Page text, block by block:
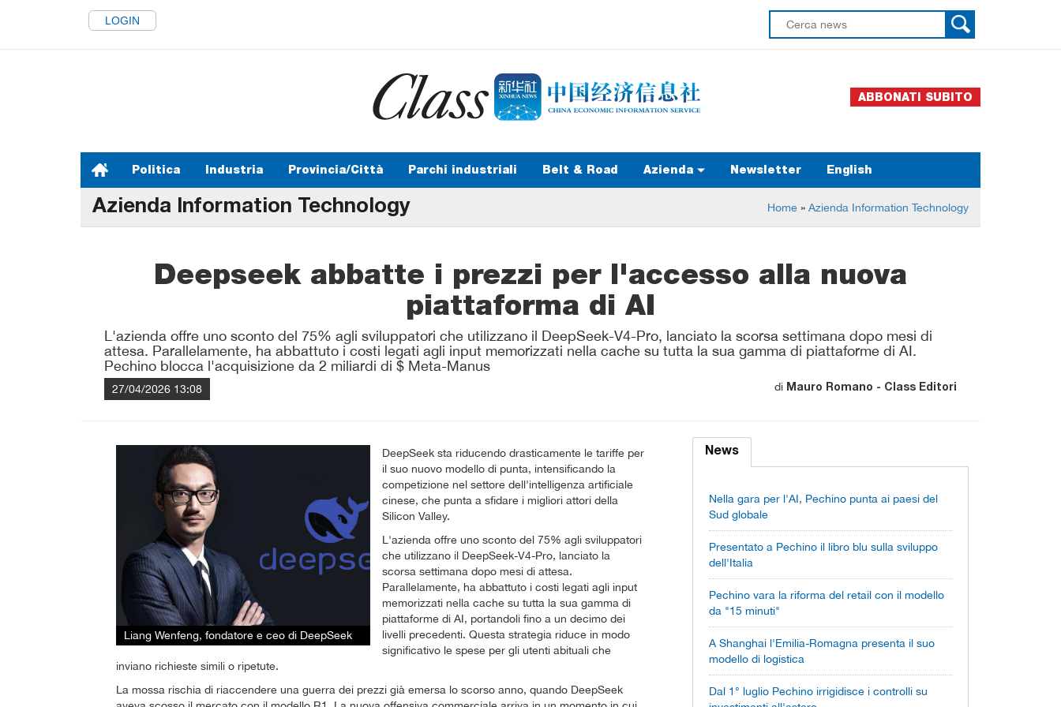
LOGIN
ABBONATI SUBITO
Politica Industria Provincia/Città Parchi industriali Belt & Road Azienda Newsletter English
Azienda Information Technology Home » Azienda Information Technology
Deepseek abbatte i prezzi per l'accesso alla nuova
piattaforma di AI
L'azienda offre uno sconto del 75% agli sviluppatori che utilizzano il DeepSeek-V4-Pro, lanciato la scorsa settimana dopo mesi di
attesa. Parallelamente, ha abbattuto i costi legati agli input memorizzati nella cache su tutta la sua gamma di piattaforme di AI.
Pechino blocca l'acquisizione da 2 miliardi di $ Meta-Manus
27/04/2026 13:08 di Mauro Romano - Class Editori
Liang Wenfeng, fondatore e ceo di DeepSeek
DeepSeek sta riducendo drasticamente le tariffe per
il suo nuovo modello di punta, intensificando la
competizione nel settore dell'intelligenza artificiale
cinese, che punta a sfidare i migliori attori della
Silicon Valley.
L'azienda offre uno sconto del 75% agli sviluppatori
che utilizzano il DeepSeek-V4-Pro, lanciato la
scorsa settimana dopo mesi di attesa.
Parallelamente, ha abbattuto i costi legati agli input
memorizzati nella cache su tutta la sua gamma di
piattaforme di AI, portandoli fino a un decimo dei
livelli precedenti. Questa strategia riduce in modo
significativo le spese per gli utenti abituali che
inviano richieste simili o ripetute.
La mossa rischia di riaccendere una guerra dei prezzi già emersa lo scorso anno, quando DeepSeek
News
Nella gara per l'AI, Pechino punta ai paesi del
Sud globale
Presentato a Pechino il libro blu sulla sviluppo
dell'Italia
Pechino vara la riforma del retail con il modello
da "15 minuti"
A Shanghai l'Emilia-Romagna presenta il suo
modello di logistica
Dal 1° luglio Pechino irrigidisce i controlli su